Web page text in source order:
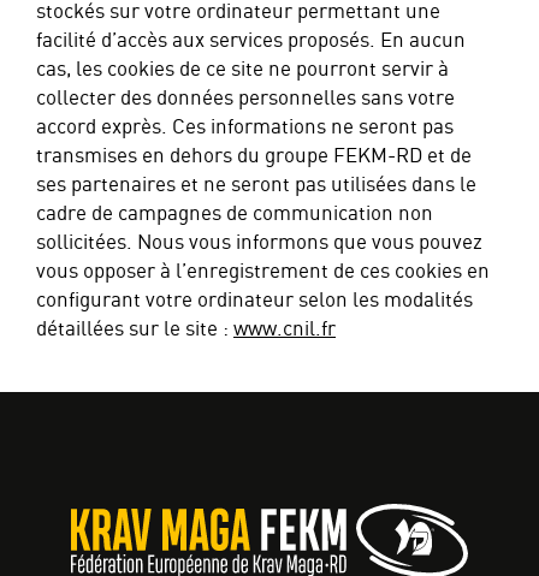
stockés sur votre ordinateur permettant une
facilité d’accès aux services proposés. En aucun
cas, les cookies de ce site ne pourront servir à
collecter des données personnelles sans votre
accord exprès. Ces informations ne seront pas
transmises en dehors du groupe FEKM-RD et de
ses partenaires et ne seront pas utilisées dans le
cadre de campagnes de communication non
sollicitées. Nous vous informons que vous pouvez
vous opposer à l’enregistrement de ces cookies en
configurant votre ordinateur selon les modalités
détaillées sur le site : www.cnil.fr